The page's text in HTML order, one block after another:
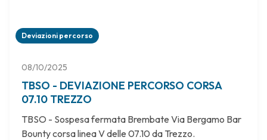
Deviazioni percorso
08/10/2025
TBSO - DEVIAZIONE PERCORSO CORSA
07.10 TREZZO
TBSO - Sospesa fermata Brembate Via Bergamo Bar
Bounty corsa linea V delle 07.10 da Trezzo.